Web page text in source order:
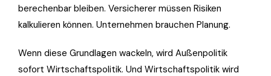
berechenbar bleiben. Versicherer müssen Risiken
kalkulieren können. Unternehmen brauchen Planung.
Wenn diese Grundlagen wackeln, wird Außenpolitik
sofort Wirtschaftspolitik. Und Wirtschaftspolitik wird